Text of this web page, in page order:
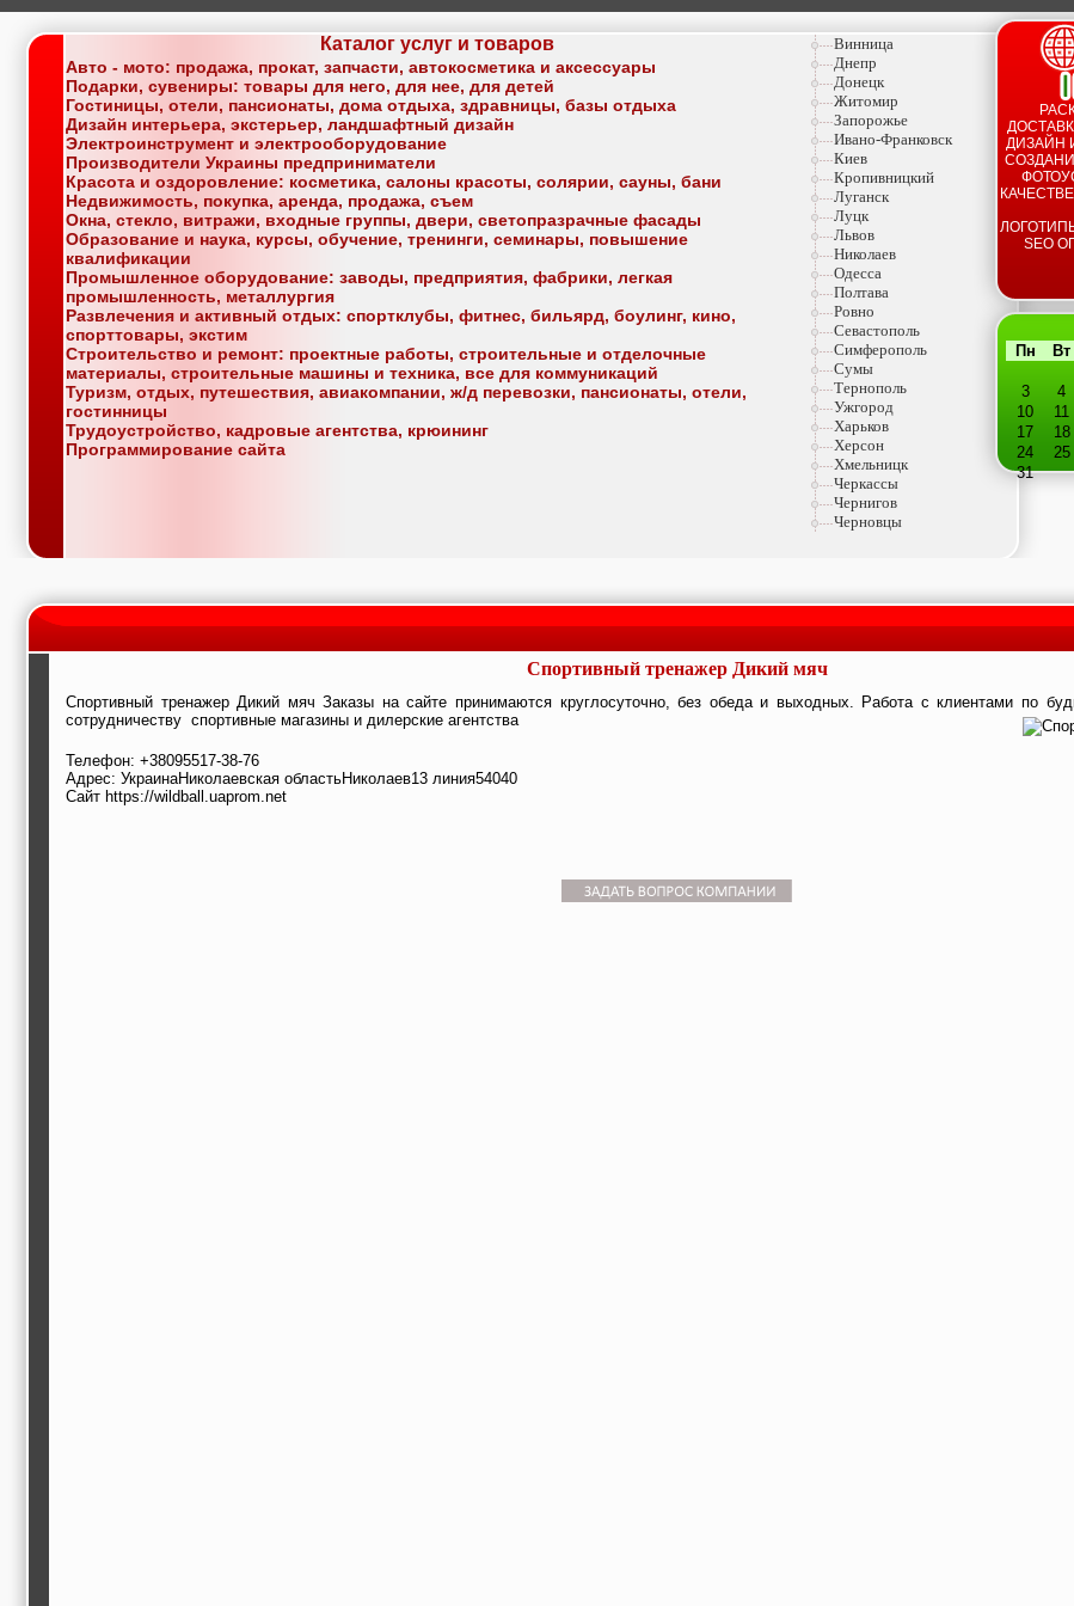
Каталог услуг и товаров
Авто - мото: продажа, прокат, запчасти, автокосметика и аксессуары
Подарки, сувениры: товары для него, для нее, для детей
Гостиницы, отели, пансионаты, дома отдыха, здравницы, базы отдыха
Дизайн интерьера, экстерьер, ландшафтный дизайн
Электроинструмент и электрооборудование
Производители Украины предприниматели
Красота и оздоровление: косметика, салоны красоты, солярии, сауны, бани
Недвижимость, покупка, аренда, продажа, съем
Окна, стекло, витражи, входные группы, двери, светопразрачные фасады
Образование и наука, курсы, обучение, тренинги, семинары, повышение
квалификации
Промышленное оборудование: заводы, предприятия, фабрики, легкая
промышленность, металлургия
Развлечения и активный отдых: спортклубы, фитнес, бильярд, боулинг, кино,
спорттовары, экстим
Строительство и ремонт: проектные работы, строительные и отделочные
материалы, строительные машины и техника, все для коммуникаций
Туризм, отдых, путешествия, авиакомпании, ж/д перевозки, пансионаты, отели,
гостинницы
Трудоустройство, кадровые агентства, крюининг
Программирование сайта
Винница
Днепр
Донецк
Житомир
Запорожье
Ивано-Франковск
Киев
Кропивницкий
Луганск
Луцк
Львов
Николаев
Одесса
Полтава
Ровно
Севастополь
Симферополь
Сумы
Тернополь
Ужгород
Харьков
Херсон
Хмельницк
Черкассы
Чернигов
Черновцы
ДИЗАЙН
SEO
Пн Вт
3
4
10
11
17
18
24
25
31
Спортивный тренажер Дикий мяч
Спортивный тренажер Дикий мяч Заказы на сайте принимаются круглосуточно, без обеда и выходных. Работа с клиентами по
сотрудничеству спортивные магазины и дилерские агентства
Телефон: +38095517-38-76
Адрес: УкраинаНиколаевская областьНиколаев13 линия54040
Сайт https://wildball.uaprom.net